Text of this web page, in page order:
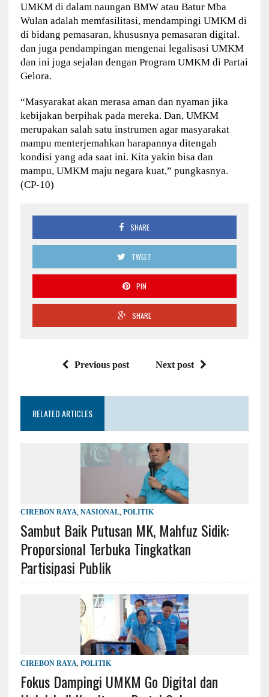
UMKM di dalam naungan BMW atau Batur Mba
Wulan adalah memfasilitasi, mendampingi UMKM di
di bidang pemasaran, khususnya pemasaran digital.
dan juga pendampingan mengenai legalisasi UMKM
dan ini juga sejalan dengan Program UMKM di Partai
Gelora.
“Masyarakat akan merasa aman dan nyaman jika
kebijakan berpihak pada mereka. Dan, UMKM
merupakan salah satu instrumen agar masyarakat
mampu menterjemahkan harapannya ditengah
kondisi yang ada saat ini. Kita yakin bisa dan
mampu, UMKM maju negara kuat,” pungkasnya.
(CP-10)
SHARE
TWEET
PIN
SHARE
Previous post Next post
RELATED ARTICLES
CIREBON RAYA, NASIONAL, POLITIK
Sambut Baik Putusan MK, Mahfuz Sidik:
Proporsional Terbuka Tingkatkan
Partisipasi Publik
CIREBON RAYA, POLITIK
Fokus Dampingi UMKM Go Digital dan